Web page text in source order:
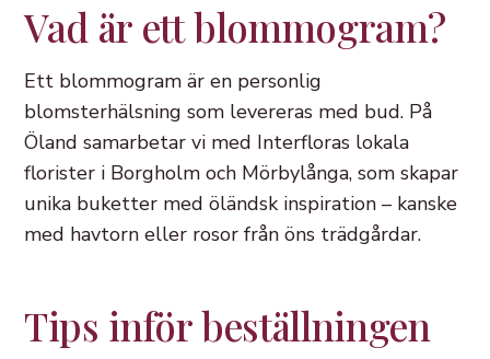
Vad är ett blommogram?
Ett blommogram är en personlig
blomsterhälsning som levereras med bud. På
Öland samarbetar vi med Interfloras lokala
florister i Borgholm och Mörbylånga, som skapar
unika buketter med öländsk inspiration – kanske
med havtorn eller rosor från öns trädgårdar.
Tips inför beställningen